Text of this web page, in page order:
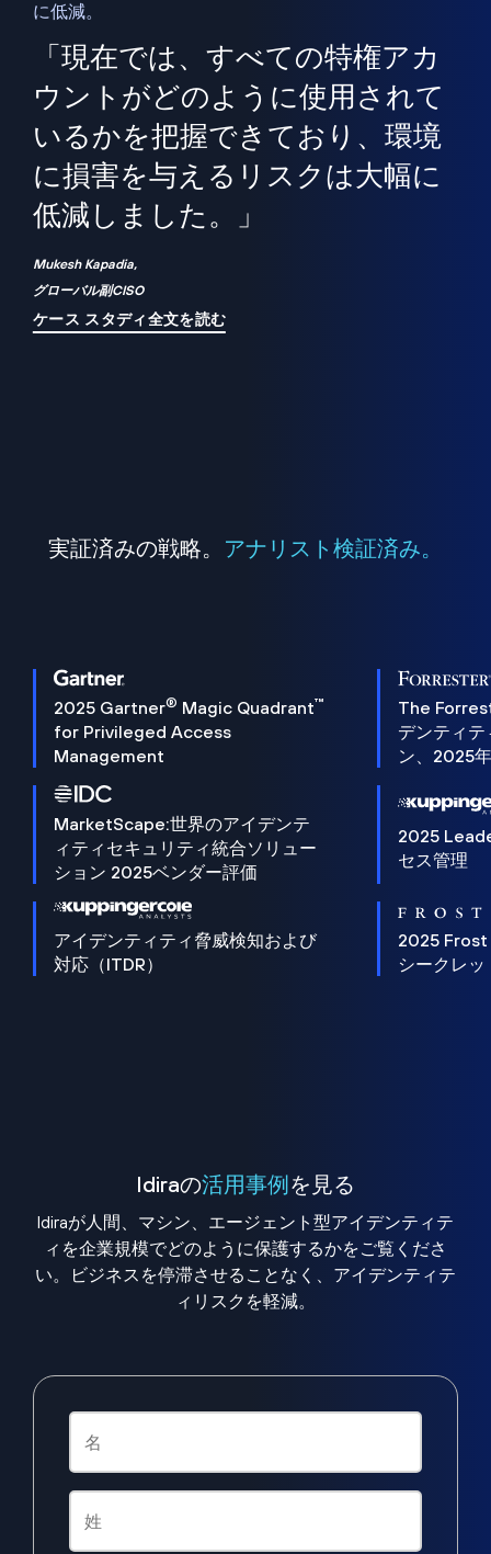
に低減。
「現在では、すべての特権アカ
ウントがどのように使用されて
いるかを把握できており、環境
に損害を与えるリスクは大幅に
低減しました。」
Mukesh Kapadia,
グローバル副CISO
ケース スタディ全文を読む
実証済みの戦略。 アナリスト検証済み。
2025 Gartner® Magic Quadrant™
for Privileged Access
Management
The
デンティ
ン、2025
MarketScape:世界のアイデンテ
ィティセキュリティ統合ソリュー
ション 2025ベンダー評価
2025
セス管理
アイデンティティ脅威検知および
対応（ITDR）
2025 Frost
シークレッ
Idiraの活用事例を見る
Idiraが人間、マシン、エージェント型アイデンティテ
ィを企業規模でどのように保護するかをご覧くださ
い。ビジネスを停滞させることなく、アイデンティテ
ィリスクを軽減。